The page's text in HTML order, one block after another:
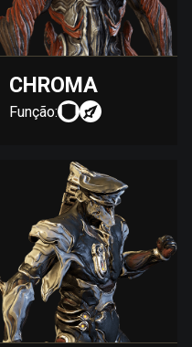
CHROMA
Função: